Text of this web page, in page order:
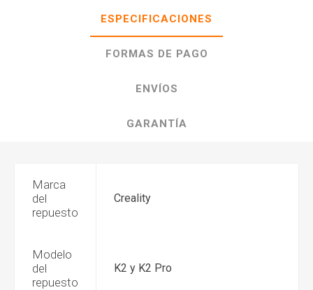
ESPECIFICACIONES
FORMAS DE PAGO
ENVÍOS
GARANTÍA
Marca
del
repuesto
Creality
Modelo
del
repuesto
K2 y K2 Pro